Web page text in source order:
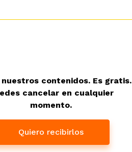
nuestros contenidos. Es gratis.
cancelar en cualquier
momento.
Quiero recibirlos